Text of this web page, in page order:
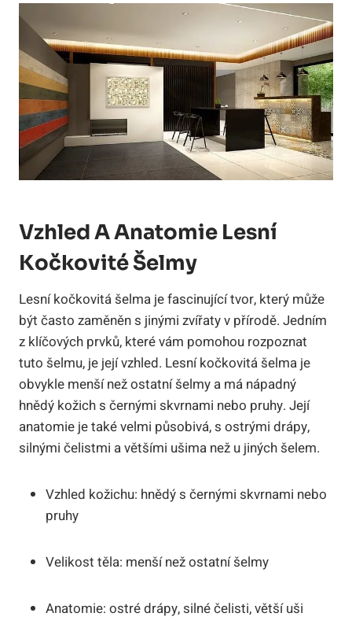
Vzhled A Anatomie Lesní
Kočkovité Šelmy
Lesní kočkovitá šelma je fascinující tvor, který může
být často zaměněn s jinými zvířaty v přírodě. Jedním
z klíčových prvků, které vám pomohou rozpoznat
tuto šelmu, je její vzhled. Lesní kočkovitá šelma je
obvykle menší než ostatní šelmy a má nápadný
hnědý kožich s černými skvrnami nebo pruhy. Její
anatomie je také velmi působivá, s ostrými drápy,
silnými čelistmi a většími ušima než u jiných šelem.
Vzhled kožichu: hnědý s černými skvrnami nebo
pruhy
Velikost těla: menší než ostatní šelmy
Anatomie: ostré drápy, silné čelisti, větší uši